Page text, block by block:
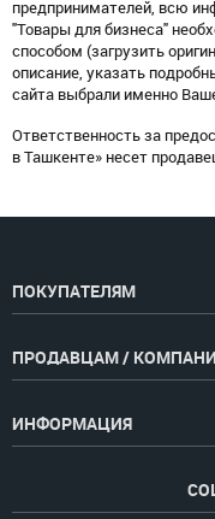
предпринимателей, всю
"Товары для бизнеса"
способом (загрузить
описание, указать
сайта выбрали именно
Ответственность за
в Ташкенте» несет
ПОКУПАТЕЛЯМ
ПРОДАВЦАМ /
ИНФОРМАЦИЯ